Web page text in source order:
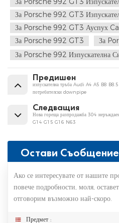
За Porsche 992 GT3
За Porsche 992 GT3 Ауспух
За Porsche 992 GT3
За
За Porsche 992 Изпускателна
Предишен
изпускателна тръба Audi A4 A5 B8
потребителски downpipe
Следващия
Нова гореща разпродажба 304
G14 G15 G16 N63
Остави Съобщение
Ако се интересувате от нашите
повече подробности, моля,
отговорим възможно най-скоро.
Предмет :